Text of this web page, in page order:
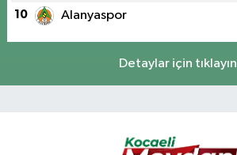
10 Alanyaspor
Detaylar için tıklayın